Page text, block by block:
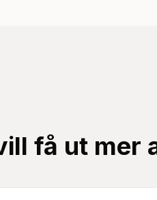
få ut mer